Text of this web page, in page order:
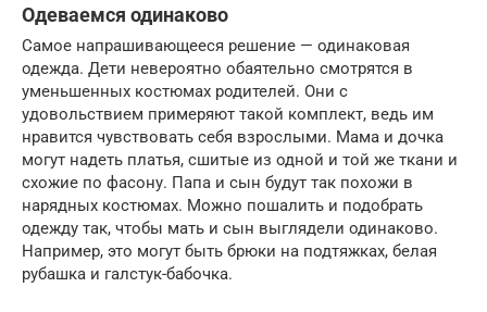
Одеваемся одинаково
Самое напрашивающееся решение — одинаковая
одежда. Дети невероятно обаятельно смотрятся в
уменьшенных костюмах родителей. Они с
удовольствием примеряют такой комплект, ведь им
нравится чувствовать себя взрослыми. Мама и дочка
могут надеть платья, сшитые из одной и той же ткани и
схожие по фасону. Папа и сын будут так похожи в
нарядных костюмах. Можно пошалить и подобрать
одежду так, чтобы мать и сын выглядели одинаково.
Например, это могут быть брюки на подтяжках, белая
рубашка и галстук-бабочка.